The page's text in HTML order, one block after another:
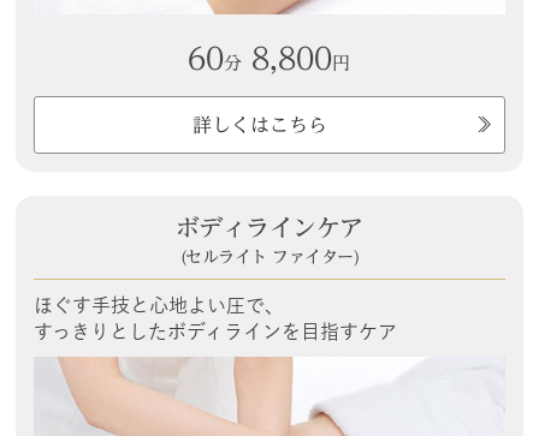
60分 8,800 円
詳しくはこちら
ボディラインケア
(セルライト ファイター)
ほぐす手技と心地よい圧で、
すっきりとしたボディラインを目指すケア